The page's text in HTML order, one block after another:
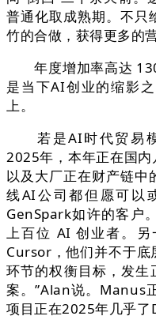
普通化取成熟期。不只
竹的合做，获得更多的
年度增加率高达
是当下AI创业的缩影
上。
若是AI时代贸易模
2025年，本年正在国内
以及大厂正在财产链中
线AI公司都但愿可以
GenSpark如许的客户
上百位 AI 创业者。
Cursor，他们并不于底
环节的权衡目标，发
案。”Alan说。Manus
项目正在2025年几乎了